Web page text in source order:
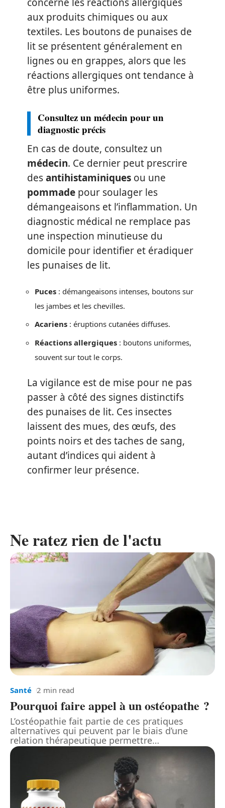
aux produits chimiques ou aux
textiles. Les boutons de punaises de
lit se présentent généralement en
lignes ou en grappes, alors que les
réactions allergiques ont tendance à
être plus uniformes.
Consultez un médecin pour un
diagnostic précis
En cas de doute, consultez un
médecin. Ce dernier peut prescrire
desantihistaminiques ou une
pommade pour soulager les
démangeaisons et l’inflammation. Un
diagnostic médical ne remplace pas
une inspection minutieuse du
domicile pour identifier et éradiquer
les punaises de lit.
Puces : démangeaisons intenses, boutons sur
les jambes et les chevilles.
Acariens : éruptions cutanées diffuses.
Réactions allergiques : boutons uniformes,
souvent sur tout le corps.
La vigilance est de mise pour ne pas
passer à côté des signes distinctifs
des punaises de lit. Ces insectes
laissent des mues, des œufs, des
points noirs et des taches de sang,
autant d’indices qui aident à
confirmer leur présence.
Ne ratez rien de l'actu
Santé 2 min read
Pourquoi faire appel à un ostéopathe ?
L’ostéopathie fait partie de ces pratiques
alternatives qui peuvent par le biais d’une
relation thérapeutique permettre…